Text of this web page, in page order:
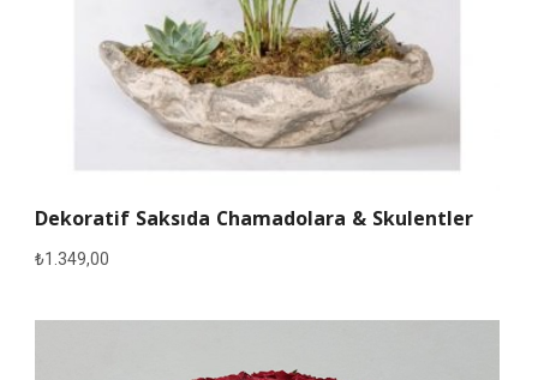
Dekoratif Saksıda Chamadolara & Skulentler
₺1.349,00